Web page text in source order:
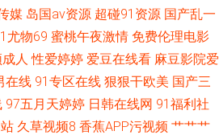
媒 岛国av资源 超碰91资源 国产乱一
尤物69 蜜桃午夜激情 免费伦理电影
人 性爱婷婷 爱豆在线看 麻豆影院爱
在线 91专区在线 狠狠干欧美 国产三
97五月天婷婷 日韩在线网 91福利社
久草视频8 香蕉APP污视频 艹艹艹